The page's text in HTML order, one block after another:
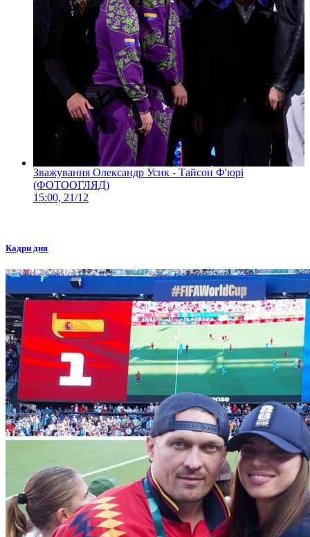
Зважування Олександр Усик - Тайсон Ф'юрі
(ФОТООГЛЯД)
15:00, 21/12
Кадри дня